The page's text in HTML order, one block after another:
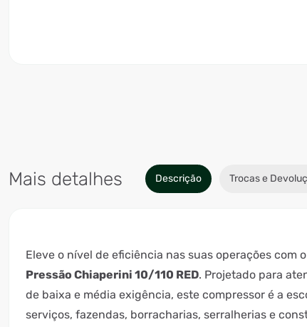
Mais detalhes Descrição Trocas e
Eleve o nível de eficiência nas suas operações com o
Pressão Chiaperini 10/110 RED. Projetado para
de baixa e média exigência, este compressor é a
serviços, fazendas, borracharias, serralherias e